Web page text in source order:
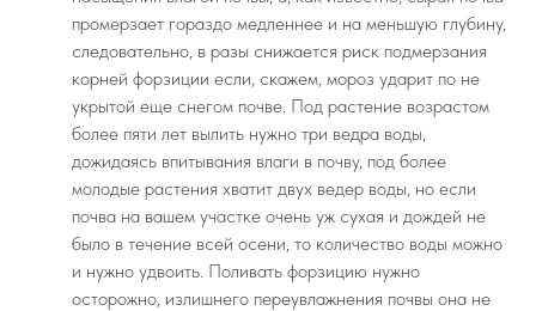
промерзает гораздо медленнее и на меньшую глубину,
следовательно, в разы снижается риск подмерзания
корней форзиции если, скажем, мороз ударит по не
укрытой еще снегом почве. Под растение возрастом
более пяти лет вылить нужно три ведра воды,
дожидаясь впитывания влаги в почву, под более
молодые растения хватит двух ведер воды, но если
почва на вашем участке очень уж сухая и дождей не
было в течение всей осени, то количество воды можно
и нужно удвоить. Поливать форзицию нужно
осторожно, излишнего переувлажнения почвы она не